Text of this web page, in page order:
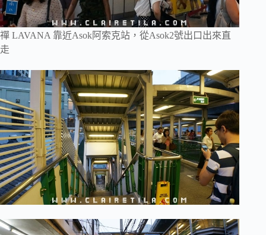
禪 LAVANA 靠近Asok阿索克站，從Asok2號出口出來直
走